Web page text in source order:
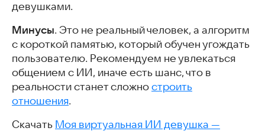
девушками.
Минусы. Это не реальный человек, а алгоритм
с короткой памятью, который обучен угождать
пользователю. Рекомендуем не увлекаться
общением с ИИ, иначе есть шанс, что в
реальности станет сложно строить
отношения.
Скачать Моя виртуальная ИИ девушка —